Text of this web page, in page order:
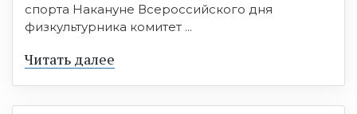
спорта Накануне Всероссийского дня
физкультурника комитет ...
Читать далее